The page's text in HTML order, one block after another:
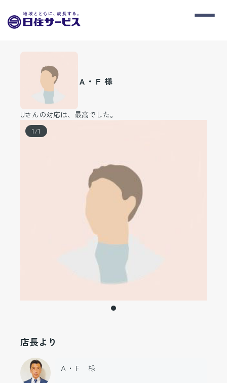
Ａ・Ｆ 様
Uさんの対応は、最高でした。
1/1
店長より
Ａ・Ｆ 様